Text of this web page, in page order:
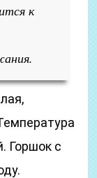
к
Горшок с